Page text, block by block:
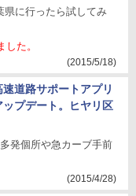
県に行ったら試してみ
た。
(2015/5/18)
道路サポートアプリ
ップデート。ヒヤリ区
発個所や急カーブ手前
(2015/4/28)